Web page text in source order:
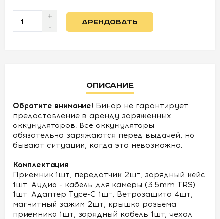
ПЕРВАЯ
АРЕНДА
КОНТАКТЫ
+
-
АРЕНДОВАТЬ
Описание
Обратите внимание! Бинар не гарантирует
предоставление в аренду заряженных
аккумуляторов. Все аккумуляторы
обязательно заряжаются перед выдачей, но
бывают ситуации, когда это невозможно.
Комплектация
Приемник 1шт, передатчик 2шт, зарядный кейс
1шт, Аудио - кабель для камеры (3.5mm TRS)
1шт, Адаптер Type-C 1шт, Ветрозащита 4шт,
магнитный зажим 2шт, крышка разъема
приемника 1шт, зарядный кабель 1шт, чехол